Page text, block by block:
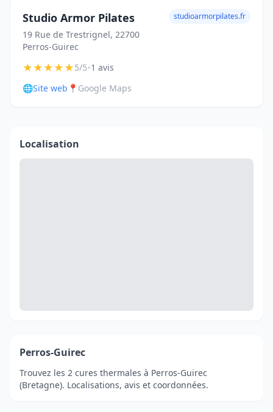
Studio Armor Pilates
19 Rue de Trestrignel, 22700
Perros-Guirec
studioarmorpilates.fr
★★★★★5/5•1 avis
🌐Site web 📍 Google Maps
Localisation
Perros-Guirec
Trouvez les 2 cures thermales à Perros-Guirec
(Bretagne). Localisations, avis et coordonnées.